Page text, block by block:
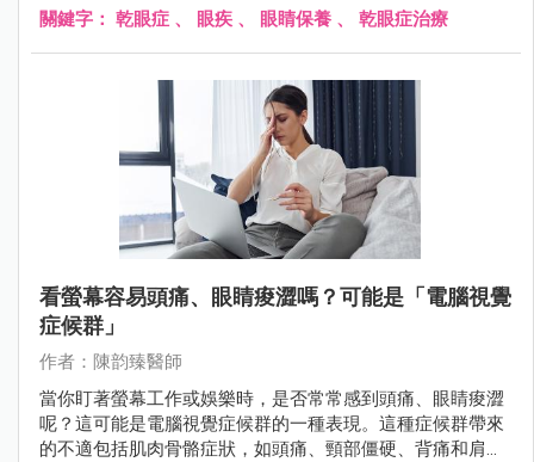
關鍵字： 乾眼症 、 眼疾 、 眼睛保養 、 乾眼症治療
看螢幕容易頭痛、眼睛痠澀嗎？可能是「電腦視覺
症候群」
作者：陳韵臻醫師
當你盯著螢幕工作或娛樂時，是否常常感到頭痛、眼睛痠澀
呢？這可能是電腦視覺症候群的一種表現。這種症候群帶來
的不適包括肌肉骨骼症狀，如頭痛、頸部僵硬、背痛和肩